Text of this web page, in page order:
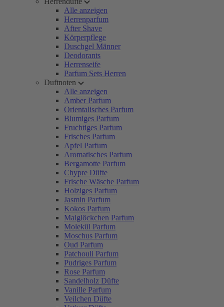
Alle anzeigen
Herrenparfum
After Shave
Körperpflege
Duschgel Männer
Deodorants
Herrenseife
Parfum Sets Herren
Duftnoten
Alle anzeigen
Amber Parfum
Orientalisches Parfum
Blumiges Parfum
Fruchtiges Parfum
Frisches Parfum
Apfel Parfum
Aromatisches Parfum
Bergamotte Parfum
Chypre Düfte
Frische Wäsche Parfum
Holziges Parfum
Jasmin Parfum
Kokos Parfum
Maiglöckchen Parfum
Molekül Parfum
Moschus Parfum
Oud Parfum
Patchouli Parfum
Pudriges Parfum
Rose Parfum
Sandelholz Düfte
Vanille Parfum
Veilchen Düfte